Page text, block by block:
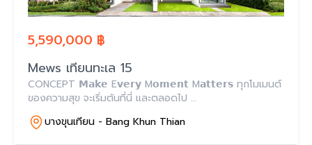
5,590,000 ฿
Mews เทียนทะเล 15
CONCEPT 𝗠𝗮𝗸𝗲 E𝘃𝗲𝗿𝘆 M𝗼𝗺𝗲𝗻𝘁 M𝗮𝘁𝘁𝗲𝗿𝘀 ทุกโมเมนต์
ของความสุข จะเริ่มต้นที่นี่ และตลอดไป …
บางขุนเทียน - Bang Khun Thian